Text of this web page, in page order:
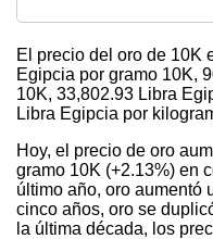
El precio del oro de 10K
Egipcia por gramo 10K,
10K, 33,802.93 Libra
Libra Egipcia por
Hoy, el precio de oro
gramo 10K (+2.13%) en
último año, oro aumentó
cinco años, oro se
la última década, los